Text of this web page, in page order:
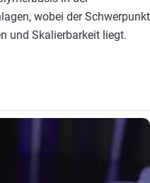
wobei der Schwerpunkt
und Skalierbarkeit liegt.